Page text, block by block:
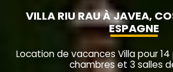
VILLA RIU RAU À JAVEA,
ESPAGNE
Location de vacances Villa pour
chambres et 3 salles